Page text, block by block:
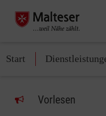
Start
Vorlesen